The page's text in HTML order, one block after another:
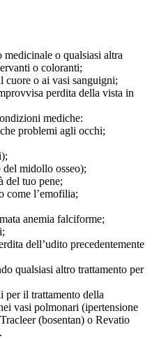
medicinale o qualsiasi altra
o coloranti;
cuore o ai vasi sanguigni;
perdita della vista in
mediche:
problemi agli occhi;
midollo osseo);
del tuo pene;
come l’emofilia;
anemia falciforme;
dell’udito precedentemente
qualsiasi altro trattamento per
per il trattamento della
vasi polmonari (ipertensione
(bosentan) o Revatio